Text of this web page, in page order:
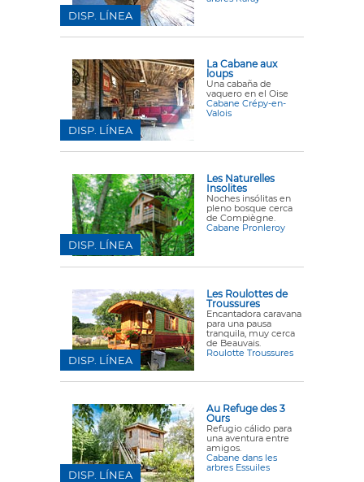
DISP. LÍNEA
La Cabane aux
loups
Una cabaña de
vaquero en el Oise
Cabane Crépy-en-
Valois
DISP. LÍNEA
Les Naturelles
Insolites
Noches insólitas en
pleno bosque cerca
de Compiègne.
Cabane Pronleroy
DISP. LÍNEA
Les Roulottes de
Troussures
Encantadora caravana
para una pausa
tranquila, muy cerca
de Beauvais.
Roulotte Troussures
DISP. LÍNEA
Au Refuge des 3
Ours
Refugio cálido para
una aventura entre
amigos.
Cabane dans les
arbres Essuiles
DISP. LÍNEA